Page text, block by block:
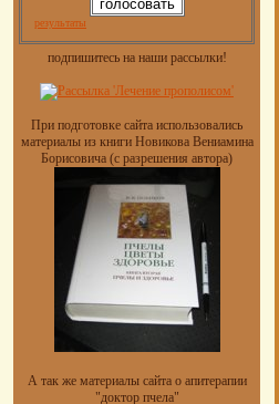
результаты
подпишитесь на наши рассылки!
При подготовке сайта использовались
материалы из книги Новикова Вениамина
Борисовича (с разрешения автора)
А так же материалы сайта о апитерапии
"доктор пчела"